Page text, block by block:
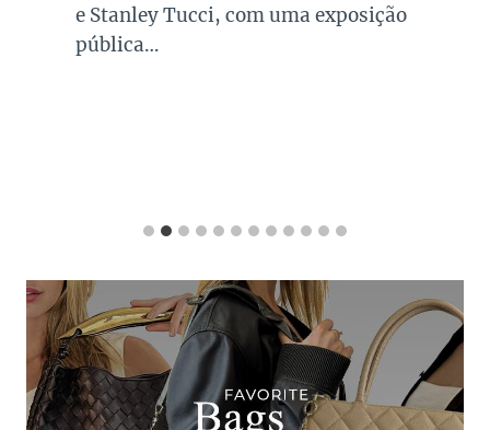
e Stanley Tucci, com uma exposição
pública…